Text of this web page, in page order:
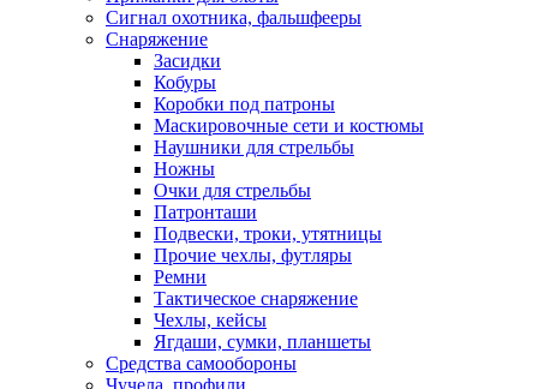
Сигнал охотника, фальшфееры
Снаряжение
Засидки
Кобуры
Коробки под патроны
Маскировочные сети и костюмы
Наушники для стрельбы
Ножны
Очки для стрельбы
Патронташи
Подвески, троки, утятницы
Прочие чехлы, футляры
Ремни
Тактическое снаряжение
Чехлы, кейсы
Ягдаши, сумки, планшеты
Средства самообороны
Чучела, профили